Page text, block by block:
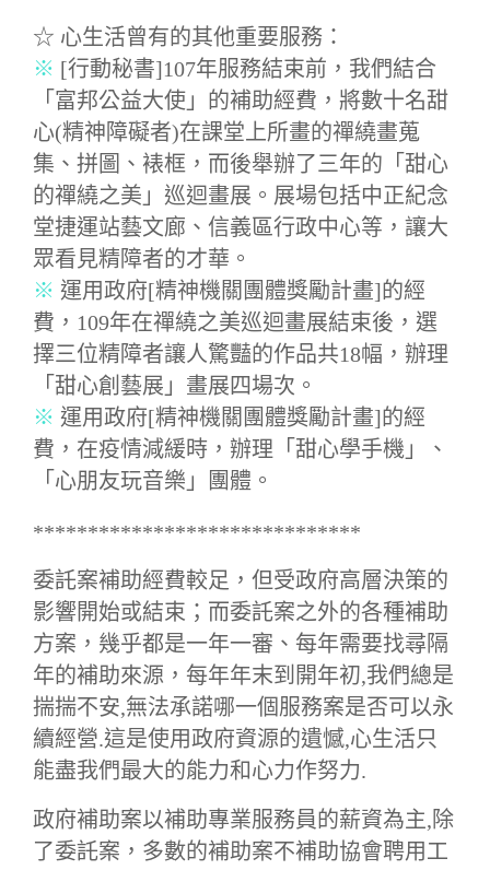
☆ 心生活曾有的其他重要服務：
※ [行動秘書]107年服務結束前，我們結合
「富邦公益大使」的補助經費，將數十名甜
心(精神障礙者)在課堂上所畫的禪繞畫蒐
集、拼圖、裱框，而後舉辦了三年的「甜心
的禪繞之美」巡迴畫展。展場包括中正紀念
堂捷運站藝文廊、信義區行政中心等，讓大
眾看見精障者的才華。
※ 運用政府[精神機關團體獎勵計畫]的經
費，109年在禪繞之美巡迴畫展結束後，選
擇三位精障者讓人驚豔的作品共18幅，辦理
「甜心創藝展」畫展四場次。
※ 運用政府[精神機關團體獎勵計畫]的經
費，在疫情減緩時，辦理「甜心學手機」、
「心朋友玩音樂」團體。
******************************
委託案補助經費較足，但受政府高層決策的
影響開始或結束；而委託案之外的各種補助
方案，幾乎都是一年一審、每年需要找尋隔
年的補助來源，每年年末到開年初,我們總是
揣揣不安,無法承諾哪一個服務案是否可以永
續經營.這是使用政府資源的遺憾,心生活只
能盡我們最大的能力和心力作努力.
政府補助案以補助專業服務員的薪資為主,除
了委託案，多數的補助案不補助協會聘用工